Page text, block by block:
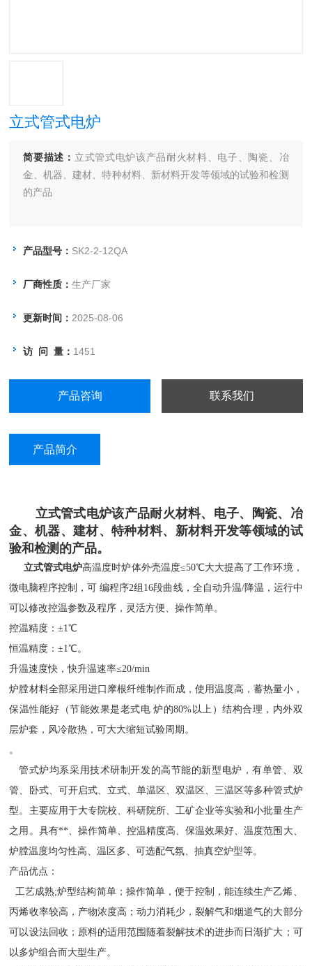
立式管式电炉
简要描述： 立式管式电炉该产品耐火材料、电子、陶瓷、冶
金、机器、建材、特种材料、新材料开发等领域的试验和检测
的产品
产品型号： SK2-2-12QA
厂商性质：生产厂家
更新时间： 2025-08-06
访 问 量： 1451
产品咨询 联系我们
产品简介
立式管式电炉该产品耐火材料、电子、陶瓷、冶
金、机器、建材、特种材料、新材料开发等领域的试
验和检测的产品。
立式管式电炉高温度时炉体外壳温度≤50℃大大提高了工作环境，
微电脑程序控制，可 编程序2组16段曲线，全自动升温/降温，运行中
可以修改控温参数及程序，灵活方便、操作简单。
控温精度：±1℃
恒温精度：±1℃。
升温速度快，快升温速率≤20/min
炉膛材料全部采用进口摩根纤维制作而成，使用温度高，蓄热量小，
保温性能好（节能效果是老式电 炉的80%以上）结构合理，内外双
层炉套，风冷散热，可大大缩短试验周期。
。
管式炉均系采用技术研制开发的高节能的新型电炉，有单管、双
管、卧式、可开启式、立式、单温区、双温区、三温区等多种管式炉
型。主要应用于大专院校、科研院所、工矿企业等实验和小批量生产
之用。具有**、操作简单、控温精度高、保温效果好、温度范围大、
炉膛温度均匀性高、温区多、可选配气氛、抽真空炉型等。
产品优点：
工艺成熟;炉型结构简单；操作简单 ，便于控制，能连续生产乙烯、
丙烯收率较高，产物浓度高；动力消耗少，裂解气和烟道气的大部分
可以设法回收；原料的适用范围随着裂解技术的进步而日渐扩大；可
以多炉组合而大型生产。